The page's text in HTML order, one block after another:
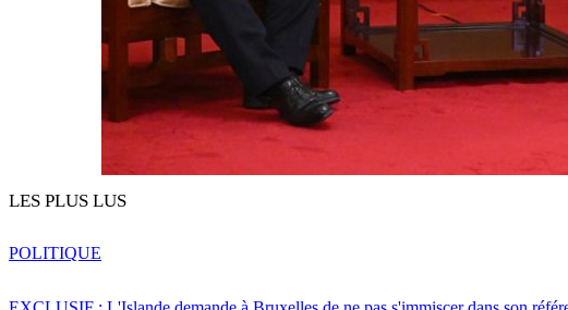
LES PLUS LUS
POLITIQUE